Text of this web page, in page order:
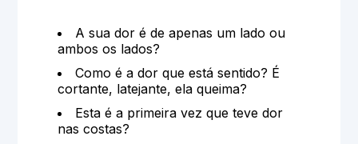
A sua dor é de apenas um lado ou
ambos os lados?
Como é a dor que está sentido? É
cortante, latejante, ela queima?
Esta é a primeira vez que teve dor
nas costas?